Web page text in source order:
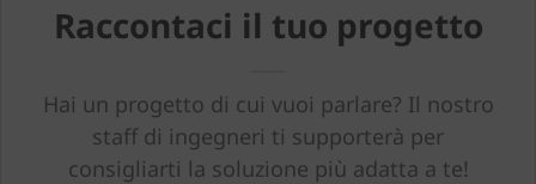
Raccontaci il tuo progetto
Hai un progetto di cui vuoi parlare? Il nostro
staff di ingegneri ti supporterà per
consigliarti la soluzione più adatta a te!